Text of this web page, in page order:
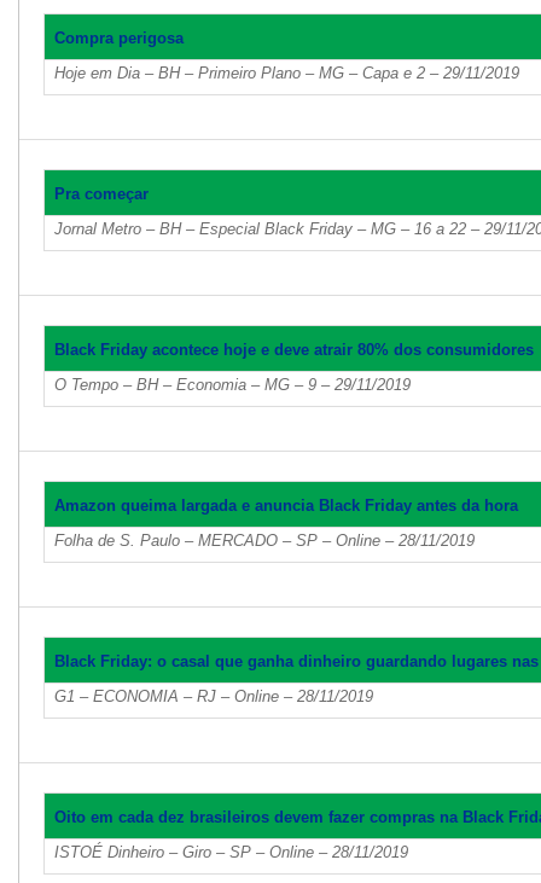
Compra perigosa
Hoje em Dia – BH – Primeiro Plano – MG – Capa e 2 – 29/11/2019
Pra começar
Jornal Metro – BH – Especial Black Friday – MG – 16 a 22 – 29/11/
Black Friday acontece hoje e deve atrair 80% dos consumidores
O Tempo – BH – Economia – MG – 9 – 29/11/2019
Amazon queima largada e anuncia Black Friday antes da hora
Folha de S. Paulo – MERCADO – SP – Online – 28/11/2019
Black Friday: o casal que ganha dinheiro guardando lugares
G1 – ECONOMIA – RJ – Online – 28/11/2019
Oito em cada dez brasileiros devem fazer compras na Black
ISTOÉ Dinheiro – Giro – SP – Online – 28/11/2019